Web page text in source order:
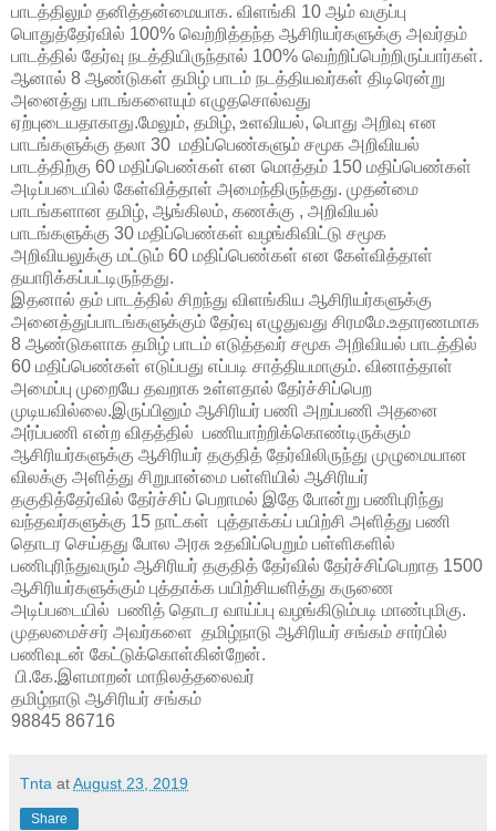
பாடத்திலும் தனித்தன்மையாக. விளங்கி 10 ஆம் வகுப்பு
பொதுத்தேர்வில் 100% வெற்றித்தந்த ஆசிரியர்களுக்கு அவர்தம்
பாடத்தில் தேர்வு நடத்தியிருந்தால் 100% வெற்றிப்பெற்றிருப்பார்கள்.
ஆனால் 8 ஆண்டுகள் தமிழ் பாடம் நடத்தியவர்கள் திடிரென்று
அனைத்து பாடங்களையும் எழுதசொல்வது
ஏற்புடையதாகாது.மேலும், தமிழ், உளவியல், பொது அறிவு என
பாடங்களுக்கு தலா 30 மதிப்பெண்களும் சமூக அறிவியல்
பாடத்திற்கு 60 மதிப்பெண்கள் என மொத்தம் 150 மதிப்பெண்கள்
அடிப்படையில் கேள்வித்தாள் அமைந்திருந்தது. முதன்மை
பாடங்களான தமிழ், ஆங்கிலம், கணக்கு , அறிவியல்
பாடங்களுக்கு 30 மதிப்பெண்கள் வழங்கிவிட்டு சமூக
அறிவியலுக்கு மட்டும் 60 மதிப்பெண்கள் என கேள்வித்தாள்
தயாரிக்கப்பட்டிருந்தது.
இதனால் தம் பாடத்தில் சிறந்து விளங்கிய ஆசிரியர்களுக்கு
அனைத்துப்பாடங்களுக்கும் தேர்வு எழுதுவது சிரமமே.உதாரணமாக
8 ஆண்டுகளாக தமிழ் பாடம் எடுத்தவர் சமூக அறிவியல் பாடத்தில்
60 மதிப்பெண்கள் எடுப்பது எப்படி சாத்தியமாகும். வினாத்தாள்
அமைப்பு முறையே தவறாக உள்ளதால் தேர்ச்சிப்பெற
முடியவில்லை.இருப்பினும் ஆசிரியர் பணி அறப்பணி அதனை
அர்ப்பணி என்ற விதத்தில் பணியாற்றிக்கொண்டிருக்கும்
ஆசிரியர்களுக்கு ஆசிரியர் தகுதித் தேர்விலிருந்து முழுமையான
விலக்கு அளித்து சிறுபான்மை பள்ளியில் ஆசிரியர்
தகுதித்தேர்வில் தேர்ச்சிப் பெறாமல் இதே போன்று பணிபுரிந்து
வந்தவர்களுக்கு 15 நாட்கள் புத்தாக்கப் பயிற்சி அளித்து பணி
தொடர செய்தது போல அரசு உதவிப்பெறும் பள்ளிகளில்
பணிபுரிந்துவரும் ஆசிரியர் தகுதித் தேர்வில் தேர்ச்சிப்பெறாத 1500
ஆசிரியர்களுக்கும் புத்தாக்க பயிற்சியளித்து கருணை
அடிப்படையில் பணித் தொடர வாய்ப்பு வழங்கிடும்படி மாண்புமிகு.
முதலமைச்சர் அவர்களை தமிழ்நாடு ஆசிரியர் சங்கம் சார்பில்
பணிவுடன் கேட்டுக்கொள்கின்றேன்.
பி.கே.இளமாறன் மாநிலத்தலைவர்
தமிழ்நாடு ஆசிரியர் சங்கம்
98845 86716
Tnta atAugust 23, 2019
Share